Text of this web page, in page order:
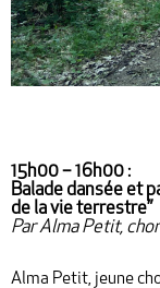
15h00 – 16h00 :
Balade dansée et
de la vie terrestre”
Par Alma Petit,
Alma Petit, jeune